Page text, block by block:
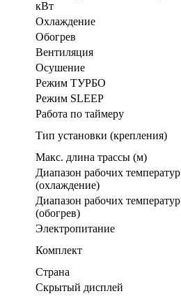
кВт
Охлаждение
Обогрев
Вентиляция
Осушение
Режим ТУРБО
Режим SLEEP
Работа по таймеру
Тип установки (крепления)
Макс. длина трассы (м)
Диапазон рабочих температур
(охлаждение)
Диапазон рабочих температур
(обогрев)
Электропитание
Комплект
Страна
Скрытый дисплей